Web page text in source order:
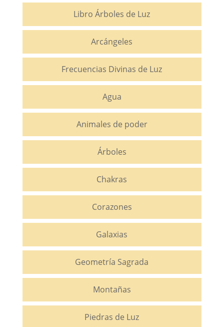
Libro Árboles de Luz
Arcángeles
Frecuencias Divinas de Luz
Agua
Animales de poder
Árboles
Chakras
Corazones
Galaxias
Geometría Sagrada
Montañas
Piedras de Luz